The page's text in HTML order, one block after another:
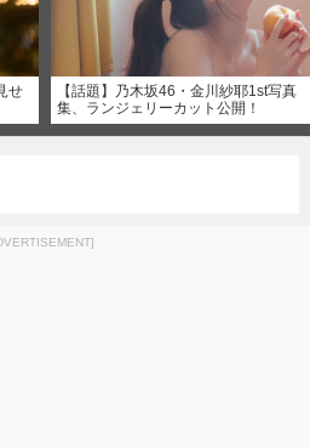
せ
【話題】乃木坂46・金川紗耶1st写真
集、ランジェリーカット公開！